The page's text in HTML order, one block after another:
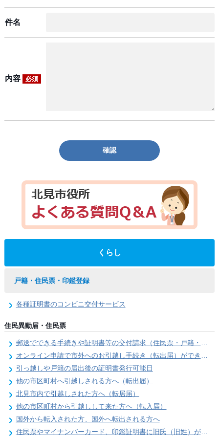
件名
内容 必須
確認
くらし
戸籍・住民票・印鑑登録
各種証明書のコンビニ交付サービス
住民異動届・住民票
郵送でできる手続きや証明書等の交付請求（住民票・戸籍・国民年金関係）
オンライン申請で市外へのお引越し手続き（転出届）ができます
引っ越しや戸籍の届出後の証明書発行可能日
他の市区町村へ引越しされる方へ（転出届）
北見市内で引越しされた方へ（転居届）
他の市区町村から引越しして来た方へ（転入届）
国外から転入された方、国外へ転出される方へ
住民票やマイナンバーカード、印鑑証明書に旧氏（旧姓）が併記できるようになりました！